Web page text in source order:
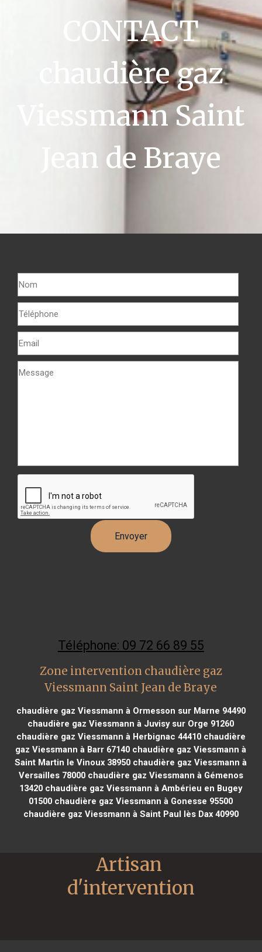
CONTACT
chaudière gaz
Viessmann Saint
Jean de Braye
Téléphone: 09 72 66 89 55
Zone intervention chaudière gaz
Viessmann Saint Jean de Braye
chaudière gaz Viessmann à Ormesson sur Marne 94490
chaudière gaz Viessmann à Juvisy sur Orge 91260
chaudière gaz Viessmann à Herbignac 44410chaudière
gaz Viessmann à Barr 67140 chaudière gaz Viessmann à
Saint Martin le Vinoux 38950 chaudière gaz Viessmann à
Versailles 78000chaudière gaz Viessmann à Gémenos
13420 chaudière gaz Viessmann à Ambérieu en Bugey
01500 chaudière gaz Viessmann à Gonesse 95500
chaudière gaz Viessmann à Saint Paul lès Dax 40990
Artisan
d'intervention